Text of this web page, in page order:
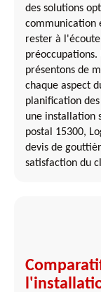
des solutions
communication
rester à
préoccupations.
présentons de
chaque aspect
planification
une installation
postal 15300,
devis de
satisfaction du